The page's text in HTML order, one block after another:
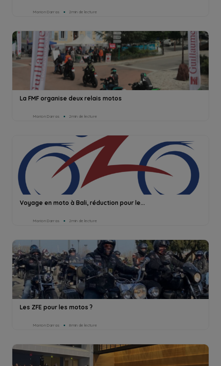
Marion Darras 2min de lecture
La FMF organise deux relais motos
Marion Darras 2min de lecture
Voyage en moto à Bali, réduction pour le...
Marion Darras 2min de lecture
Les ZFE pour les motos ?
Marion Darras 8min de lecture